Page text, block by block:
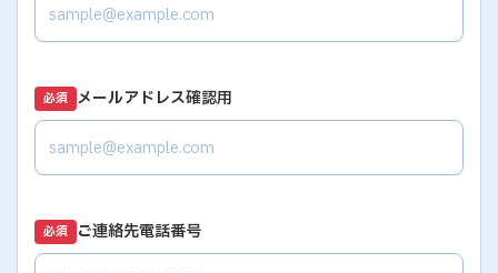
必須 メールアドレス確認用
必須 ご連絡先電話番号